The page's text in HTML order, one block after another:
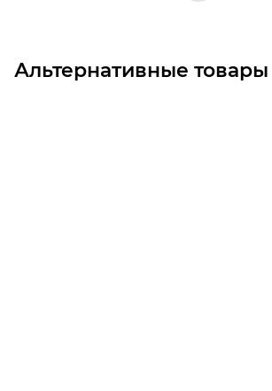
Альтернативные товары